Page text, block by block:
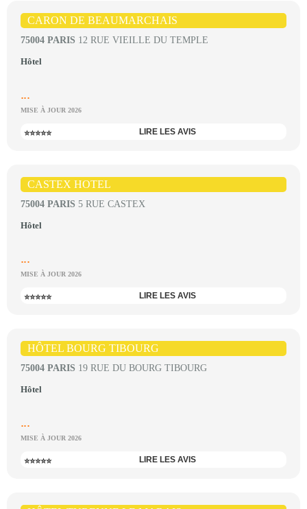
CARON DE BEAUMARCHAIS
75004 PARIS 12 RUE VIEILLE DU TEMPLE
Hôtel
...
MISE À JOUR 2026
⭐⭐⭐⭐⭐ LIRE LES AVIS
CASTEX HOTEL
75004 PARIS 5 RUE CASTEX
Hôtel
...
MISE À JOUR 2026
⭐⭐⭐⭐⭐ LIRE LES AVIS
HÔTEL BOURG TIBOURG
75004 PARIS 19 RUE DU BOURG TIBOURG
Hôtel
...
MISE À JOUR 2026
⭐⭐⭐⭐⭐ LIRE LES AVIS